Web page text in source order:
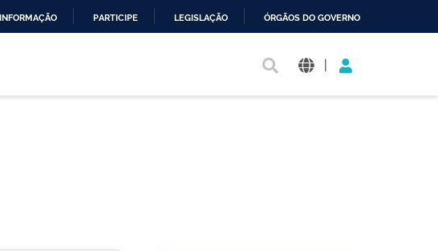
PARTICIPE LEGISLAÇÃO ÓRGÃOS DO GOVERNO
|